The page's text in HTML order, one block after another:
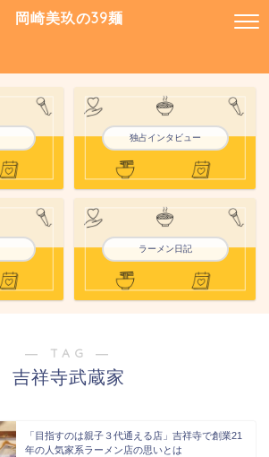
岡崎美玖の39麺
独占インタビュー
ラーメン日記
― TAG ―
吉祥寺武蔵家
「目指すのは親子３代通える店」吉祥寺で創業21
年の人気家系ラーメン店の思いとは